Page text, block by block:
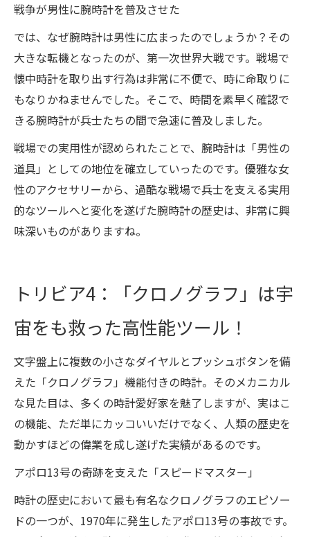
戦争が男性に腕時計を普及させた
では、なぜ腕時計は男性に広まったのでしょうか？その
大きな転機となったのが、第一次世界大戦です。戦場で
懐中時計を取り出す行為は非常に不便で、時に命取りに
もなりかねませんでした。そこで、時間を素早く確認で
きる腕時計が兵士たちの間で急速に普及しました。
戦場での実用性が認められたことで、腕時計は「男性の
道具」としての地位を確立していったのです。優雅な女
性のアクセサリーから、過酷な戦場で兵士を支える実用
的なツールへと変化を遂げた腕時計の歴史は、非常に興
味深いものがありますね。
トリビア4：「クロノグラフ」は宇
宙をも救った高性能ツール！
文字盤上に複数の小さなダイヤルとプッシュボタンを備
えた「クロノグラフ」機能付きの時計。そのメカニカル
な見た目は、多くの時計愛好家を魅了しますが、実はこ
の機能、ただ単にカッコいいだけでなく、人類の歴史を
動かすほどの偉業を成し遂げた実績があるのです。
アポロ13号の奇跡を支えた「スピードマスター」
時計の歴史において最も有名なクロノグラフのエピソー
ドの一つが、1970年に発生したアポロ13号の事故です。